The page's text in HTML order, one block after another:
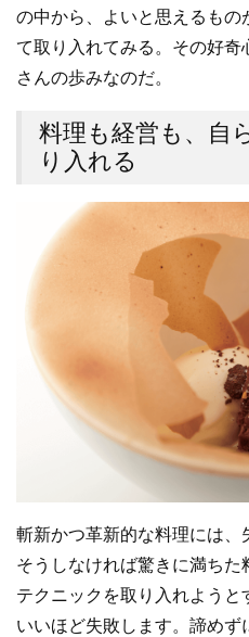
の中から、よいと思えるもの
て取り入れてみる。その好
さんの歩みなのだ。
料理も経営も、自
り入れる
斬新かつ革新的な料理には、
そうしなければ驚きに満ち
テクニックを取り入れよう
いいほど失敗します。諦め